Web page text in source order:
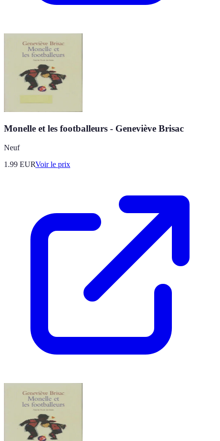
Monelle et les footballeurs - Geneviève Brisac
Neuf
1.99 EURVoir le prix